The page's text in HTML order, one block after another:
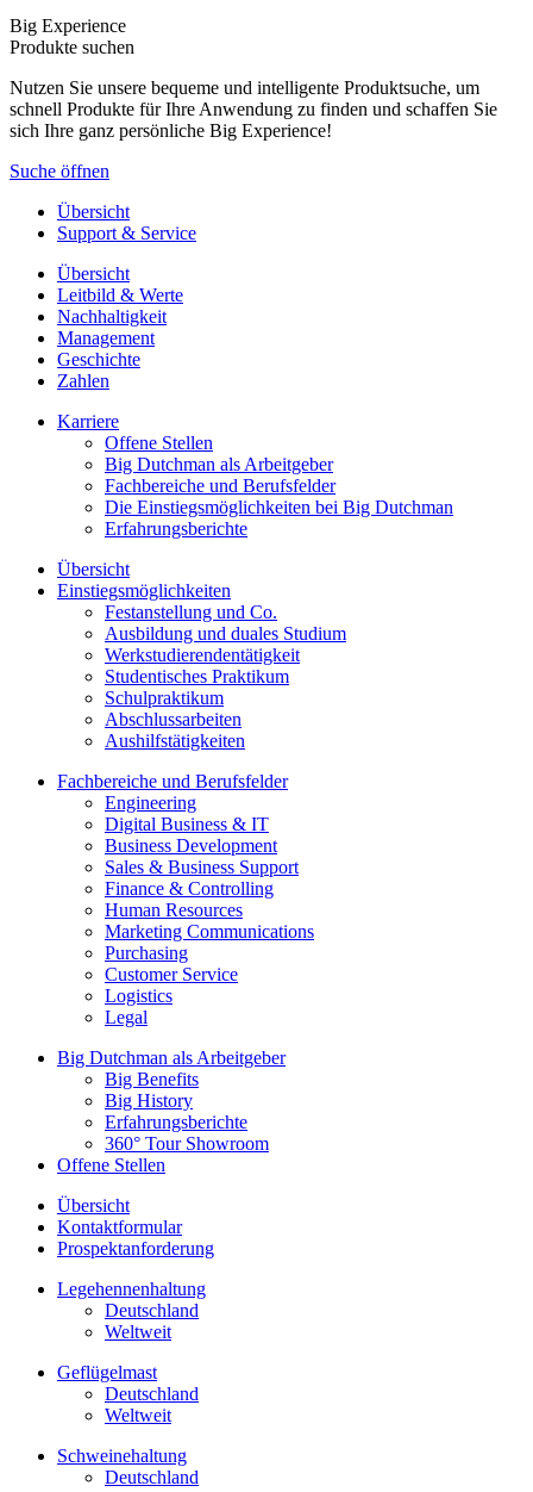
Big Experience
Produkte suchen
Nutzen Sie unsere bequeme und intelligente Produktsuche, um
schnell Produkte für Ihre Anwendung zu finden und schaffen Sie
sich Ihre ganz persönliche Big Experience!
Suche öffnen
Übersicht
Support & Service
Übersicht
Leitbild & Werte
Nachhaltigkeit
Management
Geschichte
Zahlen
Karriere
Offene Stellen
Big Dutchman als Arbeitgeber
Fachbereiche und Berufsfelder
Die Einstiegsmöglichkeiten bei Big Dutchman
Erfahrungsberichte
Übersicht
Einstiegsmöglichkeiten
Festanstellung und Co.
Ausbildung und duales Studium
Werkstudierendentätigkeit
Studentisches Praktikum
Schulpraktikum
Abschlussarbeiten
Aushilfstätigkeiten
Fachbereiche und Berufsfelder
Engineering
Digital Business & IT
Business Development
Sales & Business Support
Finance & Controlling
Human Resources
Marketing Communications
Purchasing
Customer Service
Logistics
Legal
Big Dutchman als Arbeitgeber
Big Benefits
Big History
Erfahrungsberichte
360° Tour Showroom
Offene Stellen
Übersicht
Kontaktformular
Prospektanforderung
Legehennenhaltung
Deutschland
Weltweit
Geflügelmast
Deutschland
Weltweit
Schweinehaltung
Deutschland